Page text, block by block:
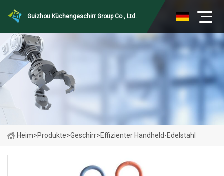
Guizhou Küchengeschirr Group Co., Ltd.
Heim>Produkte>Geschirr>Effizienter Handheld-Edelstahl